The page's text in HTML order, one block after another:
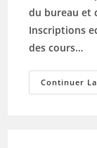
du bureau et
Inscriptions
des cours…
Continuer